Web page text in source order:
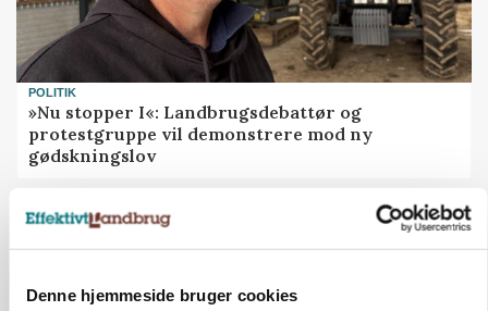
Denne hjemmeside bruger cookies
POLITIK
»Nu stopper I«: Landbrugsdebattør og
protestgruppe vil demonstrere mod ny
gødskningslov